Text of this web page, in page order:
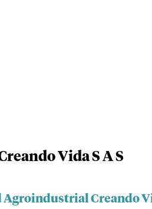
Vida S A S
Agroindustrial Creando